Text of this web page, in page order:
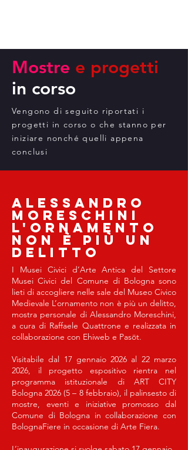
Mostre e progetti
in corso
Vengono di seguito riportati i
progetti in corso o che stanno per
iniziare nonché quelli appena
conclusi
Alessandro
Moreschini
L'ornamento
non è più un
delitto
I Musei Civici d’Arte Antica del Settore
Musei Civici del Comune di Bologna sono
lieti di accogliere nelle sale del Museo Civico
Medievale L’ornamento non è più un delitto,
mostra personale di Alessandro Moreschini,
a cura di Raffaele Quattrone e realizzata in
collaborazione con Ehiweb e Pasöt.
Visitabile dal 17 gennaio 2026 al 22 marzo
2026, il progetto espositivo rientra nel
programma istituzionale di ART CITY
Bologna 2026 (5 – 8 febbraio), il palinsesto di
mostre, eventi e iniziative promosso dal
Comune di Bologna in collaborazione con
BolognaFiere in occasione di Arte Fiera.